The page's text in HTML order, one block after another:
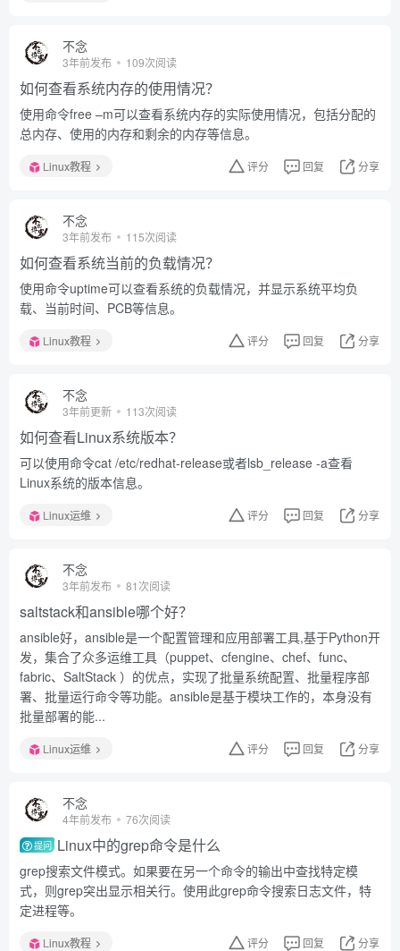
不念
3年前发布 109次阅读
如何查看系统内存的使用情况？
使用命令free –m可以查看系统内存的实际使用情况，包括分配的
总内存、使用的内存和剩余的内存等信息。
Linux教程 评分 回复 分享
不念
3年前发布 115次阅读
如何查看系统当前的负载情况？
使用命令uptime可以查看系统的负载情况，并显示系统平均负
载、当前时间、PCB等信息。
Linux教程 评分 回复 分享
不念
3年前更新 113次阅读
如何查看Linux系统版本？
可以使用命令cat /etc/redhat-release或者lsb_release -a查看
Linux系统的版本信息。
Linux运维 评分 回复 分享
不念
3年前发布 81次阅读
saltstack和ansible哪个好？
ansible好，ansible是一个配置管理和应用部署工具,基于Python开
发，集合了众多运维工具（puppet、cfengine、chef、func、
fabric、SaltStack ）的优点，实现了批量系统配置、批量程序部
署、批量运行命令等功能。ansible是基于模块工作的，本身没有
批量部署的能...
Linux运维 评分 回复 分享
不念
4年前发布 76次阅读
提问 Linux中的grep命令是什么
grep搜索文件模式。如果要在另一个命令的输出中查找特定模
式，则grep突出显示相关行。使用此grep命令搜索日志文件，特
定进程等。
Linux教程 评分 回复 分享